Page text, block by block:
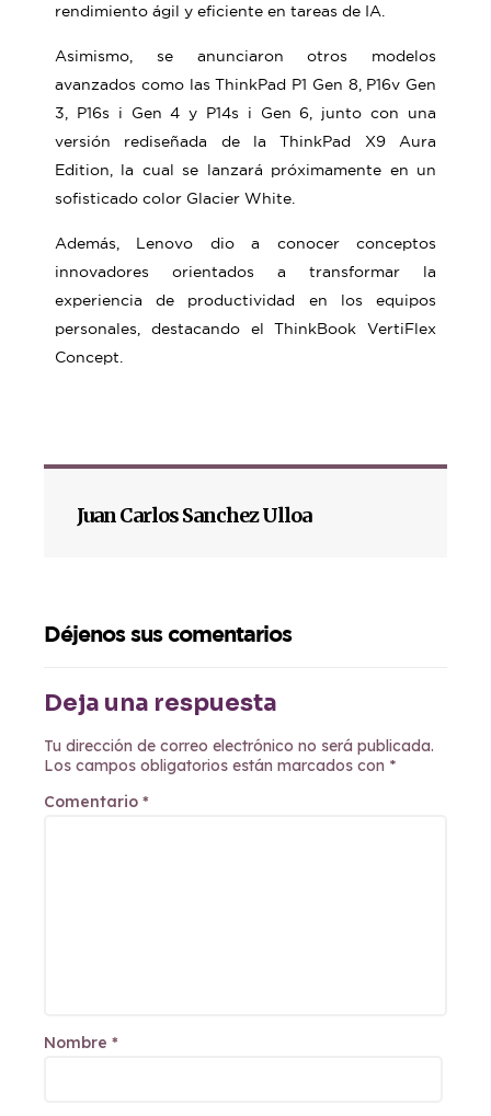
rendimiento ágil y eficiente en tareas de IA.
Asimismo, se anunciaron otros modelos
avanzados como las ThinkPad P1 Gen 8, P16v Gen
3, P16s i Gen 4 y P14s i Gen 6, junto con una
versión rediseñada de la ThinkPad X9 Aura
Edition, la cual se lanzará próximamente en un
sofisticado color Glacier White.
Además, Lenovo dio a conocer conceptos
innovadores orientados a transformar la
experiencia de productividad en los equipos
personales, destacando el ThinkBook VertiFlex
Concept.
Juan Carlos Sanchez Ulloa
Déjenos sus comentarios
Deja una respuesta
Tu dirección de correo electrónico no será publicada.
Los campos obligatorios están marcados con *
Comentario *
Nombre *